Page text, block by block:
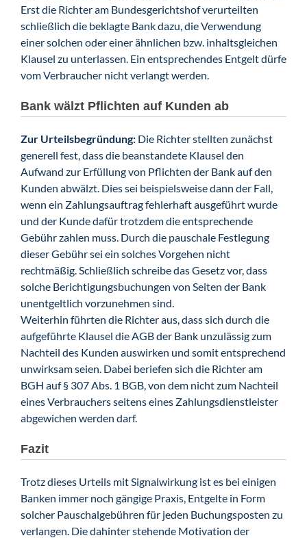
Erst die Richter am Bundesgerichtshof verurteilten
schließlich die beklagte Bank dazu, die Verwendung
einer solchen oder einer ähnlichen bzw. inhaltsgleichen
Klausel zu unterlassen. Ein entsprechendes Entgelt dürfe
vom Verbraucher nicht verlangt werden.
Bank wälzt Pflichten auf Kunden ab
Zur Urteilsbegründung: Die Richter stellten zunächst
generell fest, dass die beanstandete Klausel den
Aufwand zur Erfüllung von Pflichten der Bank auf den
Kunden abwälzt. Dies sei beispielsweise dann der Fall,
wenn ein Zahlungsauftrag fehlerhaft ausgeführt wurde
und der Kunde dafür trotzdem die entsprechende
Gebühr zahlen muss. Durch die pauschale Festlegung
dieser Gebühr sei ein solches Vorgehen nicht
rechtmäßig. Schließlich schreibe das Gesetz vor, dass
solche Berichtigungsbuchungen von Seiten der Bank
unentgeltlich vorzunehmen sind.
Weiterhin führten die Richter aus, dass sich durch die
aufgeführte Klausel die AGB der Bank unzulässig zum
Nachteil des Kunden auswirken und somit entsprechend
unwirksam seien. Dabei beriefen sich die Richter am
BGH auf § 307 Abs. 1 BGB, von dem nicht zum Nachteil
eines Verbrauchers seitens eines Zahlungsdienstleister
abgewichen werden darf.
Fazit
Trotz dieses Urteils mit Signalwirkung ist es bei einigen
Banken immer noch gängige Praxis, Entgelte in Form
solcher Pauschalgebühren für jeden Buchungsposten zu
verlangen. Die dahinter stehende Motivation der